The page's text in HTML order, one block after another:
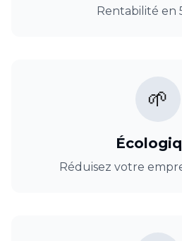
Rentabilité en
🌱
Réduisez votre